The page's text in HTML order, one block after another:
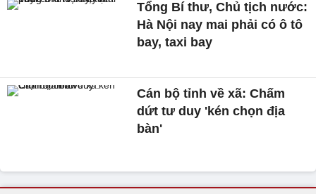
Tổng Bí thư, Chủ tịch nước:
Hà Nội nay mai phải có ô tô
bay, taxi bay
Cán bộ tỉnh về xã: Chấm
dứt tư duy 'kén chọn địa
bàn'